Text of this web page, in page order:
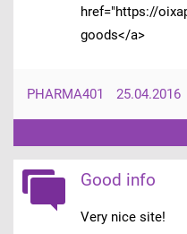
href="https://
goods</a>
PHARMA401 25.04.2016
Good info
Very nice site!